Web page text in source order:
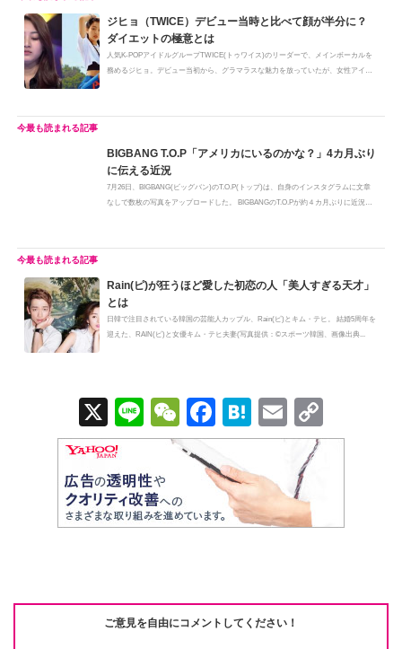
ジヒョ（TWICE）デビュー当時と比べて顔が半分に？
ダイエットの極意とは
人気K-POPアイドルグループTWICE(トゥワイス)のリーダーで、メインボーカルを
務めるジヒョ。デビュー当初から、グラマラスな魅力を放っていたが、女性アイ
BIGBANG T.O.P「アメリカにいるのかな？」4カ月ぶり
に伝える近況
7月26日、BIGBANG(ビッグバン)のT.O.P(トップ)は、自身のインスタグラムに文章
なしで数枚の写真をアップロードした。 BIGBANGのT.O.Pが約４カ月ぶりに近況
Rain(ピ)が狂うほど愛した初恋の人「美人すぎる天才」
とは
日韓で注目されている韓国の芸能人カップル、Rain(ピ)とキム・テヒ。 結婚5周年を
迎えた、RAIN(ピ)と女優キム・テヒ夫妻(写真提供：©スポーツ韓国、画像出典...
X
Li
n
e
W
e
C
at
F
a
c
e
b
k
H
at
e
n
a
E
m
ail
o
Li
ご意見を自由にコメントしてください！